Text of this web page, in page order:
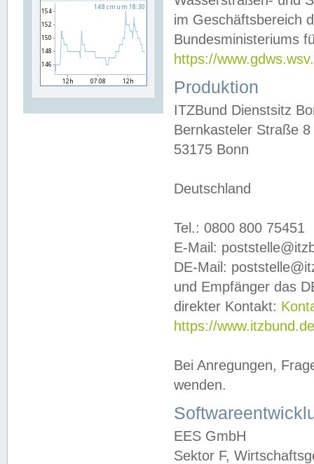
im Geschäftsbereich
Bundesministeriums
https://
Produktion
ITZBund Dienstsitz
Bernkasteler Straße 8
53175 Bonn
Deutschland
Tel.: 0800 800 75451
E-Mail:
DE-Mail:
und Empfänger das
direkter Kontakt:
https://
Bei Anregungen,
wenden.
EES GmbH
Sektor F,